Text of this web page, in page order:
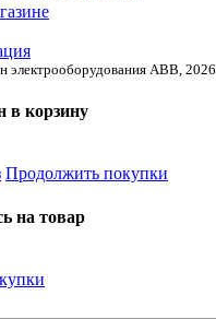
электрооборудования ABB, 2026
в корзину
Продолжить покупки
на товар